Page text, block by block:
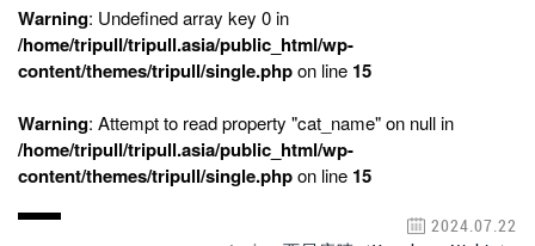
Warning: Undefined array key 0 in
/home/tripull/tripull.asia/public_html/wp-
content/themes/tripull/single.phpon line 15
Warning: Attempt to read property "cat_name" on null in
/home/tripull/tripull.asia/public_html/wp-
content/themes/tripull/single.phpon line 15
2024.07.22